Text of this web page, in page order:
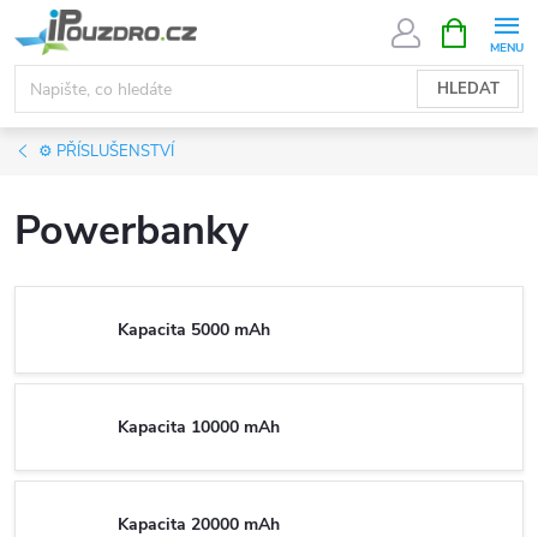
na
obsah
HLEDAT
NÁKUPNÍ
KOŠÍK
⚙️ PŘÍSLUŠENSTVÍ
Powerbanky
Kapacita 5000 mAh
Kapacita 10000 mAh
Kapacita 20000 mAh